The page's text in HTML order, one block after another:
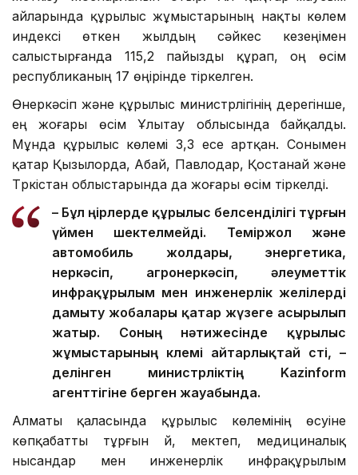
айларында құрылыс жұмыстарының нақты көлем
индексі өткен жылдың сәйкес кезеңімен
салыстырғанда 115,2 пайызды құрап, оң өсім
республиканың 17 өңірінде тіркелген.
Өнеркәсіп және құрылыс министрлігінің дерегінше,
ең жоғары өсім Ұлытау облысында байқалды.
Мұнда құрылыс көлемі 3,3 есе артқан. Сонымен
қатар Қызылорда, Абай, Павлодар, Қостанай және
Түркістан облыстарында да жоғары өсім тіркелді.
– Бұл өңірлерде құрылыс белсенділігі тұрғын
үймен шектелмейді. Теміржол және
автомобиль жолдары, энергетика,
өнеркәсіп, агроөнеркәсіп, әлеуметтік
инфрақұрылым мен инженерлік желілерді
дамыту жобалары қатар жүзеге асырылып
жатыр. Соның нәтижесінде құрылыс
жұмыстарының көлемі айтарлықтай өсті, –
делінген министрліктің Kazinform
агенттігіне берген жауабында.
Алматы қаласында құрылыс көлемінің өсуіне
көпқабатты тұрғын үй, мектеп, медициналық
нысандар мен инженерлік инфрақұрылым